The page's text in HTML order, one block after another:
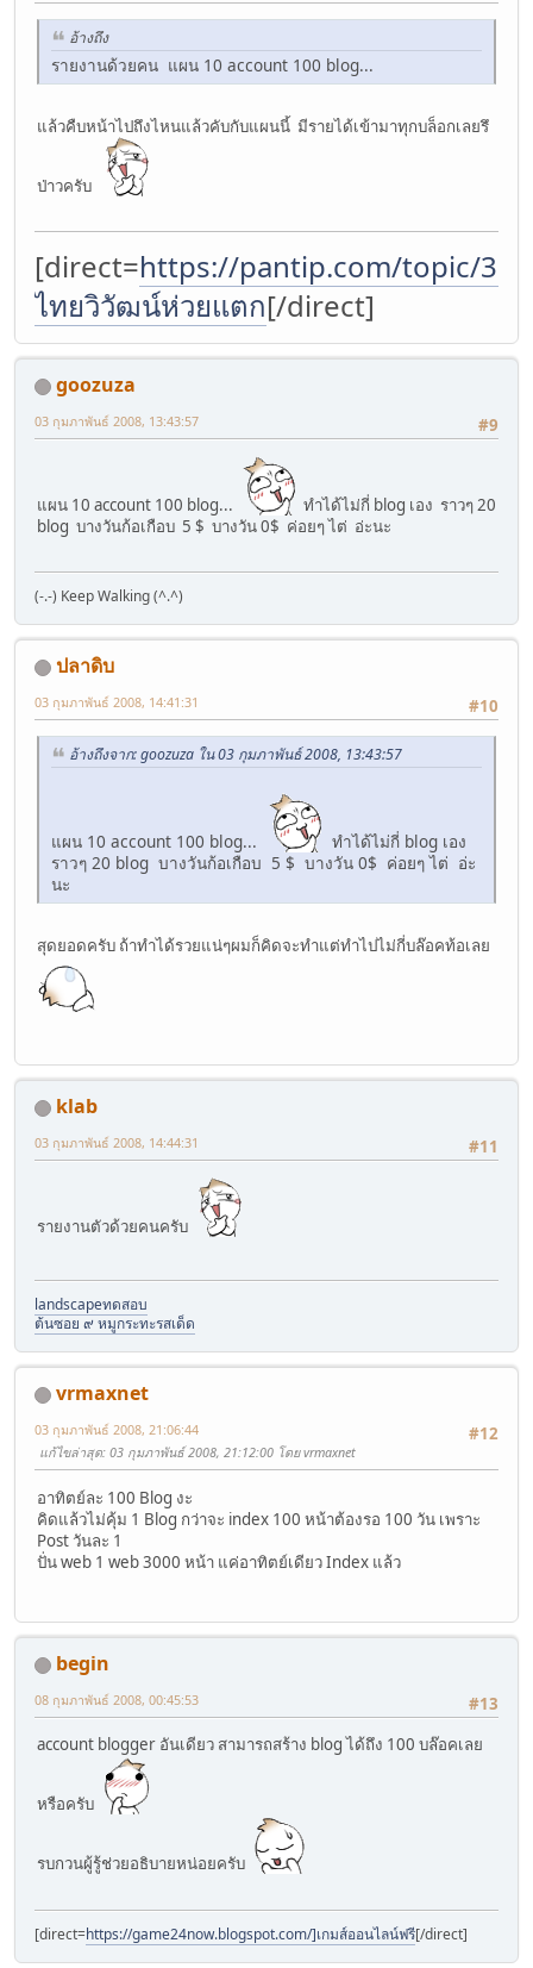
อ้างถึง
รายงานด้วยคน แผน 10 account 100 blog...
แล้วคืบหน้าไปถึงไหนแล้วคับกับแผนนี้ มีรายได้เข้ามาทุกบล็อกเลยรึ
ป่าวครับ
[direct=https://pantip.com/topic/
ไทยวิวัฒน์ห่วยแตก[/direct]
goozuza
#9
03 กุมภาพันธ์ 2008, 13:43:57
แผน 10 account 100 blog...
ทำได้ไม่กี่ blog เอง ราวๆ 20
blog บางวันก้อเกือบ 5 $ บางวัน 0$ ค่อยๆ ไต่ อ่ะนะ
(-.-) Keep Walking (^.^)
ปลาดิบ
#10
03 กุมภาพันธ์ 2008, 14:41:31
อ้างถึงจาก: goozuza ใน 03 กุมภาพันธ์ 2008, 13:43:57
แผน 10 account 100 blog...
ทำได้ไม่กี่ blog เอง
ราวๆ 20 blog บางวันก้อเกือบ 5 $ บางวัน 0$ ค่อยๆ ไต่ อ่ะ
นะ
สุดยอดครับ ถ้าทำได้รวยแน่ๆผมก็คิดจะทำแต่ทำไปไม่กี่บล๊อคท้อเลย
klab
#11
03 กุมภาพันธ์ 2008, 14:44:31
รายงานตัวด้วยคนครับ
landscapeทดสอบ
ต้นซอย ๙ หมูกระทะรสเด็ด
vrmaxnet
#12
03 กุมภาพันธ์ 2008, 21:06:44
แก้ไขล่าสุด: 03 กุมภาพันธ์ 2008, 21:12:00 โดย vrmaxnet
อาทิตย์ละ 100 Blog งะ
คิดแล้วไม่คุ้ม 1 Blog กว่าจะ index 100 หน้าต้องรอ 100 วัน เพราะ
Post วันละ 1
ปั่น web 1 web 3000 หน้า แค่อาทิตย์เดียว Index แล้ว
begin
#13
08 กุมภาพันธ์ 2008, 00:45:53
account blogger อันเดียว สามารถสร้าง blog ได้ถึง 100 บล๊อคเลย
หรือครับ
รบกวนผู้รู้ช่วยอธิบายหน่อยครับ
[direct=https://game24now.blogspot.com/]เกมส์ออนไลน์ฟรี[/direct]